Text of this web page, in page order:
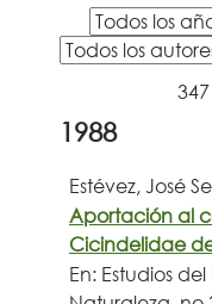
1988
Estévez, José
Aportación al
Cicindelidae
En: Estudios